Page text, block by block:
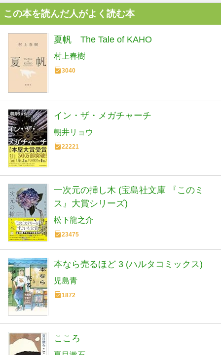
この本を読んだ人がよく読む本
夏帆 The Tale of KAHO
村上春樹
3040
イン・ザ・メガチャーチ
朝井リョウ
22221
一次元の挿し木 (宝島社文庫 『このミ
ス』大賞シリーズ)
松下龍之介
23475
本なら売るほど 3 (ハルタコミックス)
児島青
1872
こころ